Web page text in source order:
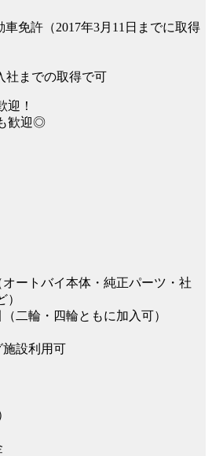
免許（2017年3月11日までに取得
社までの取得で可
！
歓迎◎
ートバイ本体・純正パーツ・社
二輪・四輪ともに加入可）
設利用可